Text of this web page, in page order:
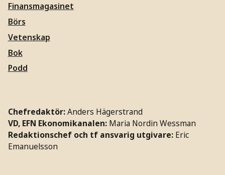
Finansmagasinet
Börs
Vetenskap
Bok
Podd
Chefredaktör:Anders Hägerstrand
VD, EFN Ekonomikanalen: Maria Nordin Wessman
Redaktionschef och tf ansvarig utgivare: Eric
Emanuelsson